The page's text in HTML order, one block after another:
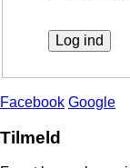
Facebook Google
Tilmeld